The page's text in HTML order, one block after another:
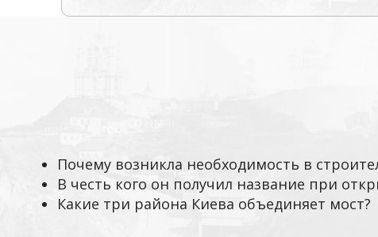
Почему возникла необходимость в
В честь кого он получил название при
Какие три района Киева объединяет мост?